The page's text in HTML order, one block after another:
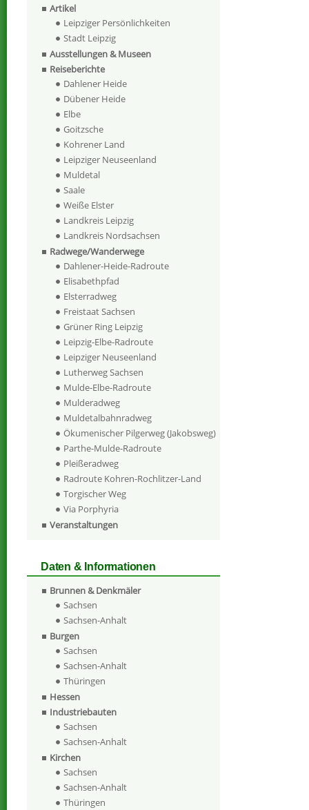
Artikel
Leipziger Persönlichkeiten
Stadt Leipzig
Ausstellungen & Museen
Reiseberichte
Dahlener Heide
Dübener Heide
Elbe
Goitzsche
Kohrener Land
Leipziger Neuseenland
Muldetal
Saale
Weiße Elster
Landkreis Leipzig
Landkreis Nordsachsen
Radwege/Wanderwege
Dahlener-Heide-Radroute
Elisabethpfad
Elsterradweg
Freistaat Sachsen
Grüner Ring Leipzig
Leipzig-Elbe-Radroute
Leipziger Neuseenland
Lutherweg Sachsen
Mulde-Elbe-Radroute
Mulderadweg
Muldetalbahnradweg
Ökumenischer Pilgerweg (Jakobsweg)
Parthe-Mulde-Radroute
Pleißeradweg
Radroute Kohren-Rochlitzer-Land
Torgischer Weg
Via Porphyria
Veranstaltungen
Daten & Informationen
Brunnen & Denkmäler
Sachsen
Sachsen-Anhalt
Burgen
Sachsen
Sachsen-Anhalt
Thüringen
Hessen
Industriebauten
Sachsen
Sachsen-Anhalt
Kirchen
Sachsen
Sachsen-Anhalt
Thüringen